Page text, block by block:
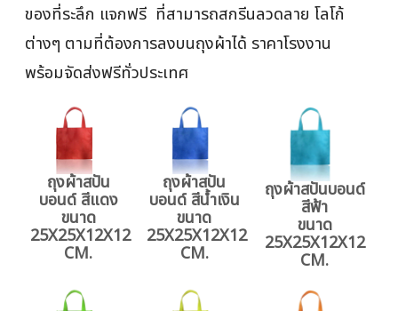
ของที่ระลึก แจกฟรี ที่สามารถสกรีนลวดลาย โลโก้
ต่างๆ ตามที่ต้องการลงบนถุงผ้าได้ ราคาโรงงาน
พร้อมจัดส่งฟรีทั่วประเทศ
ถุงผ้าสปัน
บอนด์ สีแดง
ขนาด
25X25X12X12
CM.
ถุงผ้าสปัน
บอนด์ สีน้ำเงิน
ขนาด
25X25X12X12
CM.
ถุงผ้าสปันบอนด์
สีฟ้า
ขนาด
25X25X12X12
CM.